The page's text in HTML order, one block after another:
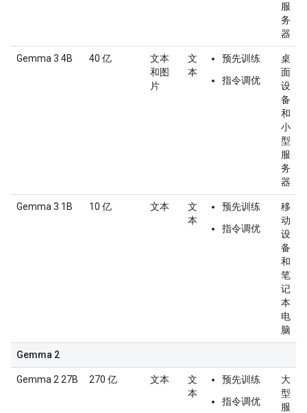
服
务
器
Gemma 3 4B 40 亿
文本
和图
片
文
本
预先训练
指令调优
桌
面
设
备
和
小
型
服
务
器
Gemma 3 1B 10 亿 文本
文
本
预先训练
指令调优
移
动
设
备
和
笔
记
本
电
脑
Gemma 2
Gemma 2 27B 270 亿 文本
文
本
预先训练
指令调优
大
型
服